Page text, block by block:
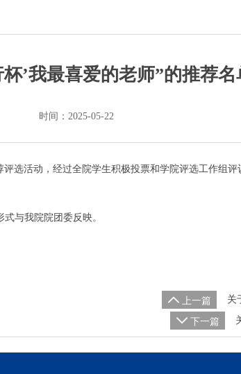
’我最喜爱的老师”的推荐
时间：2025-05-22
活动，经过全院学生积极投票和学院评选工作组评
与我院院团委反映。
上一篇 关
下一篇